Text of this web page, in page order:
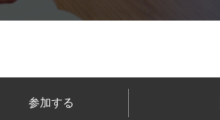
参加する